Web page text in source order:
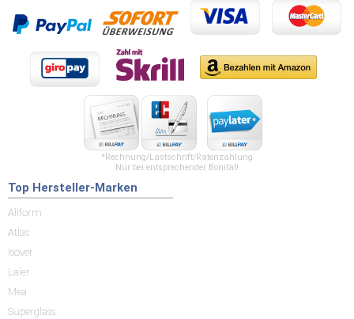
*Rechnung/Lastschrift/Ratenzahlung
Nur bei entsprechender Bonität!
Top Hersteller-Marken
Allform
Atlas
Isover
Laier
Mea
Superglass